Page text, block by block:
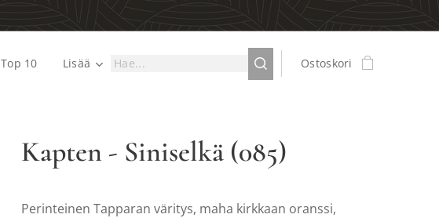
Top 10 Lisää Ostoskori
Kapten - Siniselkä (085)
Perinteinen Tapparan väritys, maha kirkkaan oranssi,